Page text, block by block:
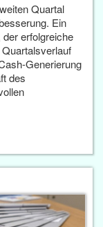
Quartal
Ein
erfolgreiche
Generierung
des